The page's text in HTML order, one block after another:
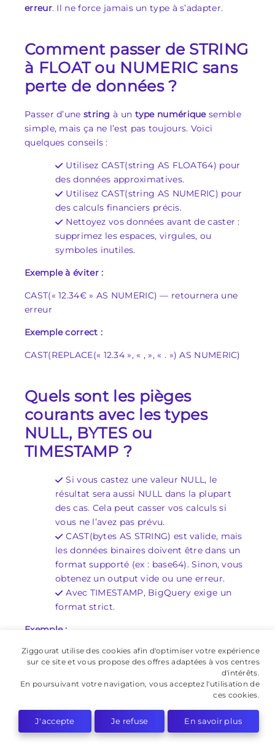
erreur. Il ne force jamais un type à s’adapter.
Comment passer de STRING
à FLOAT ou NUMERIC sans
perte de données ?
Passer d’une string à un type numériquesemble
simple, mais ça ne l’est pas toujours. Voici
quelques conseils :
Utilisez CAST(string AS FLOAT64) pour
des données approximatives.
Utilisez CAST(string AS NUMERIC) pour
des calculs financiers précis.
Nettoyez vos données avant de caster :
supprimez les espaces, virgules, ou
symboles inutiles.
Exemple à éviter :
CAST(« 12.34€ » AS NUMERIC) — retournera une
erreur
Exemple correct :
CAST(REPLACE(« 12.34 », « , », « . ») AS NUMERIC)
Quels sont les pièges
courants avec les types
NULL, BYTES ou
TIMESTAMP ?
Si vous castez une valeur NULL, le
résultat sera aussi NULL dans la plupart
des cas. Cela peut casser vos calculs si
vous ne l’avez pas prévu.
CAST(bytes AS STRING) est valide, mais
les données binaires doivent être dans un
format supporté (ex : base64). Sinon, vous
obtenez un output vide ou une erreur.
Avec TIMESTAMP, BigQuery exige un
format strict.
Exemple :
CAST(« 2023-05-10 15:30:00 » AS TIMESTAMP)
Cela fonctionne, mais si vous oubliez l’heure, le
CAST échoue. Pensez aussi au fuseau horaire si
locations.
Ziggourat utilise des cookies afin d'optimiser votre expérience
sur ce site et vous propose des offres adaptées à vos centres
d'intérêts.
En poursuivant votre navigation, vous acceptez l'utilisation de
ces cookies.
J'accepte Je refuse En savoir plus